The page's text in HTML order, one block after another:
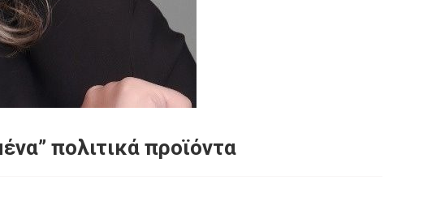
πολιτικά προϊόντα